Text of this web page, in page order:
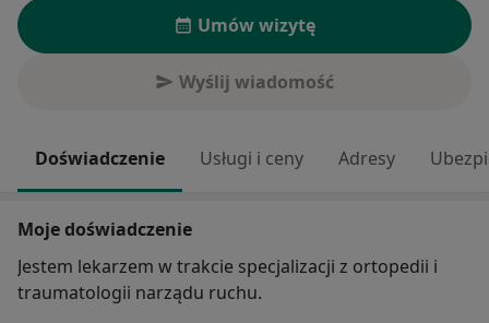
Umów wizytę
Wyślij wiadomość
Doświadczenie Usługi i ceny Adresy
Moje doświadczenie
Jestem lekarzem w trakcie specjalizacji z ortopedii i
traumatologii narządu ruchu.